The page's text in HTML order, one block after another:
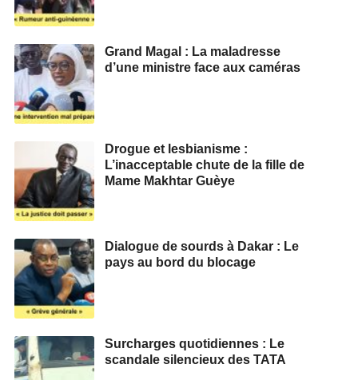
Grand Magal : La maladresse
d’une ministre face aux caméras
Drogue et lesbianisme :
L’inacceptable chute de la fille de
Mame Makhtar Guèye
Dialogue de sourds à Dakar : Le
pays au bord du blocage
Surcharges quotidiennes : Le
scandale silencieux des TATA